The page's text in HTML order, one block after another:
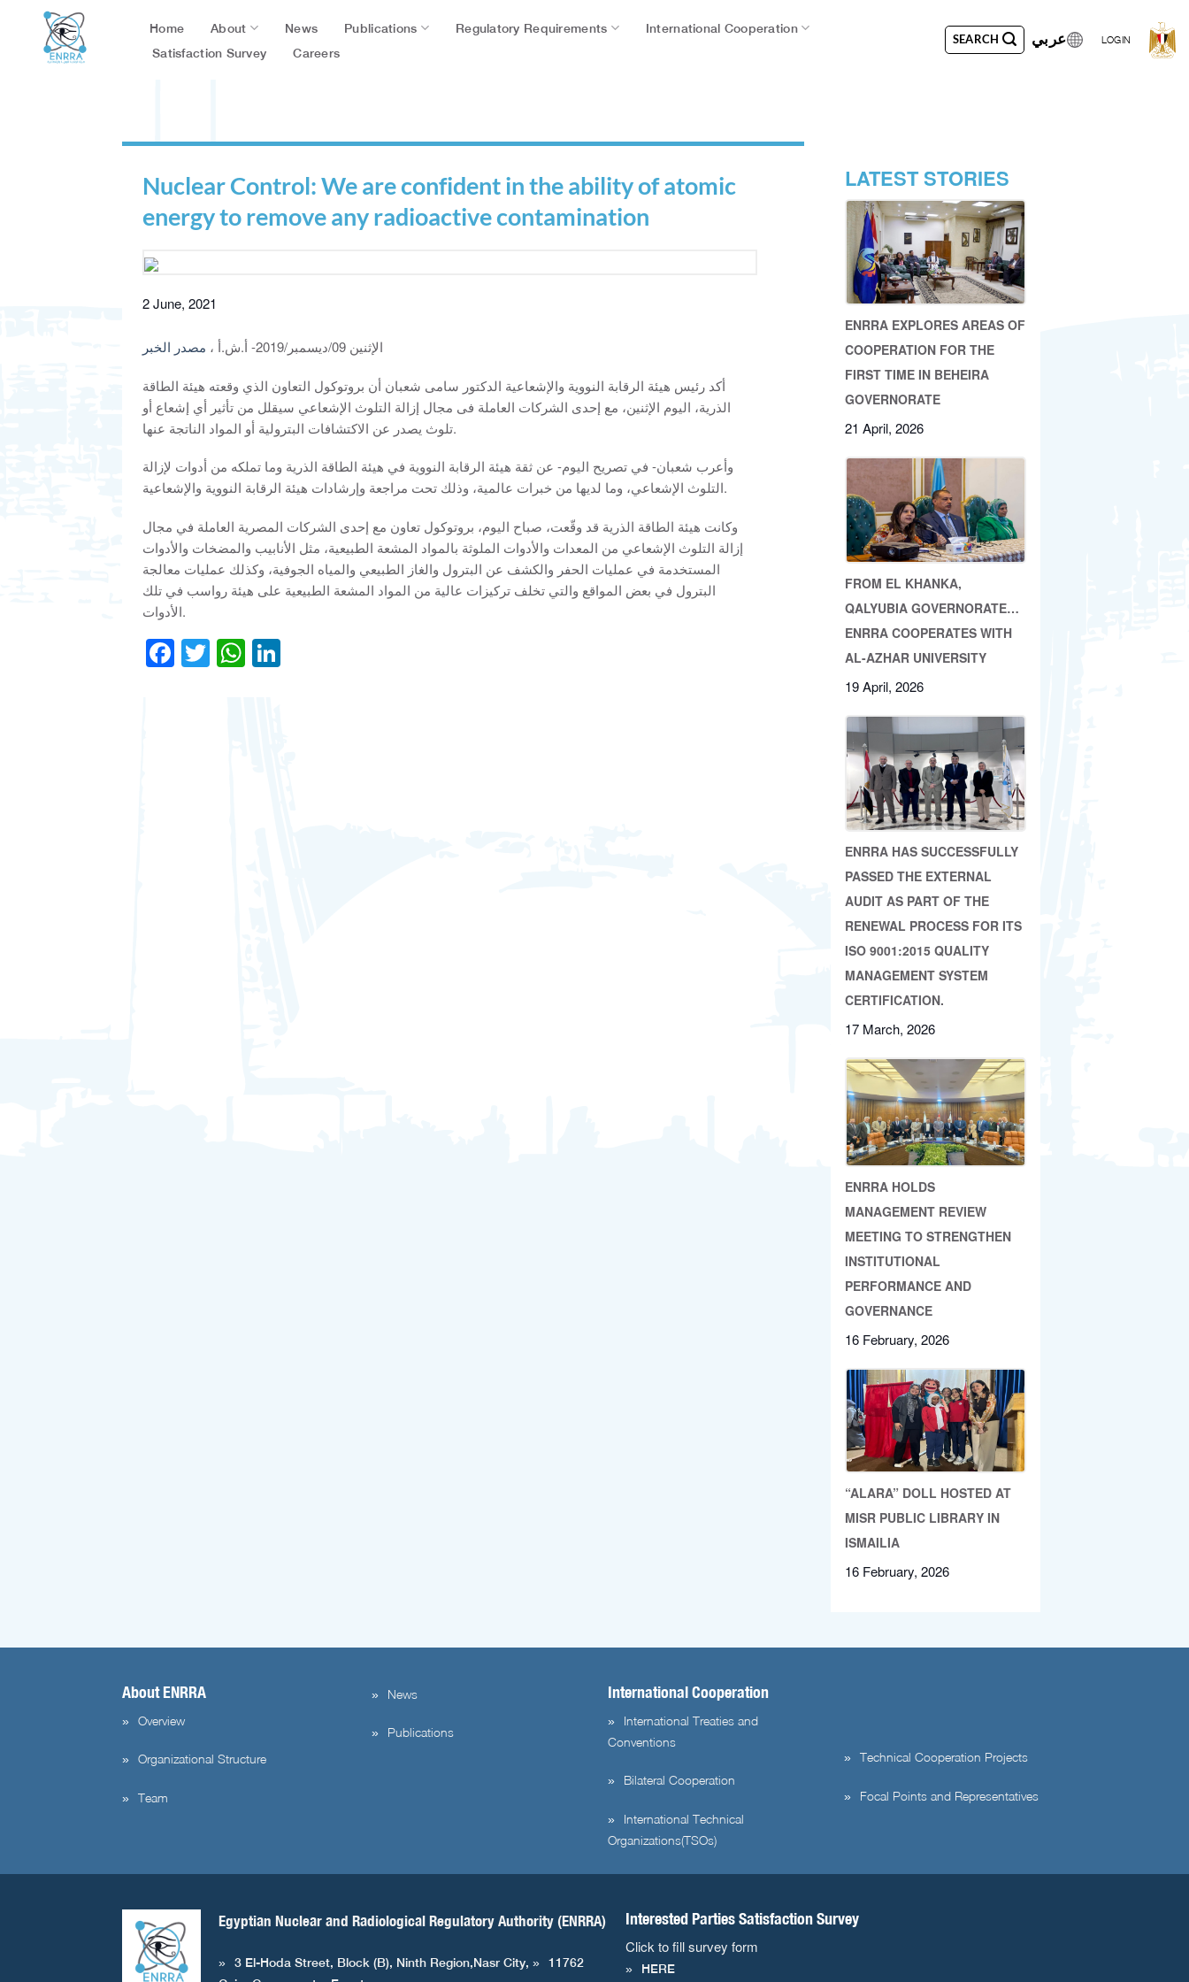
content
Home About News Publications Regulatory Requirements
International Cooperation
Satisfaction Survey
Careers
SEARCH عربي LOGIN
Nuclear Control: We are confident in the ability of atomic
energy to remove any radioactive contamination
2 June, 2021
الإثنين 09/ديسمبر/2019- أ.ش.أ ، مصدر الخبر
أكد رئيس هيئة الرقابة النووية والإشعاعية الدكتور سامى شعبان أن بروتوكول التعاون الذي وقعته هيئة الطاقة
الذرية، اليوم الإثنين، مع إحدى الشركات العاملة فى مجال إزالة التلوث الإشعاعي سيقلل من تأثير أي إشعاع أو
تلوث يصدر عن الاكتشافات البترولية أو المواد الناتجة عنها.
وأعرب شعبان- في تصريح اليوم- عن ثقة هيئة الرقابة النووية في هيئة الطاقة الذرية وما تملكه من أدوات لإزالة
التلوث الإشعاعي، وما لديها من خبرات عالمية، وذلك تحت مراجعة وإرشادات هيئة الرقابة النووية والإشعاعية.
وكانت هيئة الطاقة الذرية قد وقّعت، صباح اليوم، بروتوكول تعاون مع إحدى الشركات المصرية العاملة في مجال
إزالة التلوث الإشعاعي من المعدات والأدوات الملوثة بالمواد المشعة الطبيعية، مثل الأنابيب والمضخات والأدوات
المستخدمة في عمليات الحفر والكشف عن البترول والغاز الطبيعي والمياه الجوفية، وكذلك عمليات معالجة
البترول في بعض المواقع والتي تخلف تركيزات عالية من المواد المشعة الطبيعية على هيئة رواسب في تلك
الأدوات.
Facebook
TwitterWhatsApp
LATEST STORIES
ENRRA EXPLORES AREAS OF
COOPERATION FOR THE
FIRST TIME IN BEHEIRA
GOVERNORATE
21 April, 2026
FROM EL KHANKA,
QALYUBIA GOVERNORATE…
ENRRA COOPERATES WITH
AL-AZHAR UNIVERSITY
19 April, 2026
ENRRA HAS SUCCESSFULLY
PASSED THE EXTERNAL
AUDIT AS PART OF THE
RENEWAL PROCESS FOR ITS
ISO 9001:2015 QUALITY
MANAGEMENT SYSTEM
CERTIFICATION.
17 March, 2026
ENRRA HOLDS
MANAGEMENT REVIEW
MEETING TO STRENGTHEN
INSTITUTIONAL
PERFORMANCE AND
GOVERNANCE
16 February, 2026
“ALARA” DOLL HOSTED AT
MISR PUBLIC LIBRARY IN
ISMAILIA
16 February, 2026
About ENRRA
Overview
Organizational Structure
Team
News
Publications
International Cooperation
International Treaties and
Conventions
Bilateral Cooperation
International Technical
Organizations(TSOs)
Technical Cooperation Projects
Focal Points and Representatives
Egyptian Nuclear and Radiological Regulatory Authority (ENRRA)
3 El-Hoda Street, Block (B), Ninth Region,Nasr City,
11762
Interested Parties Satisfaction Survey
Click to fill survey form
HERE